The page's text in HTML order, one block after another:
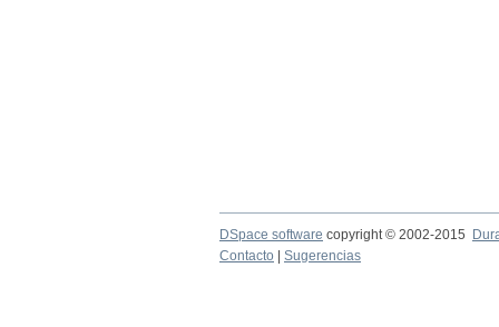
DSpace software copyright © 2002-2015
Contacto
Sugerencias